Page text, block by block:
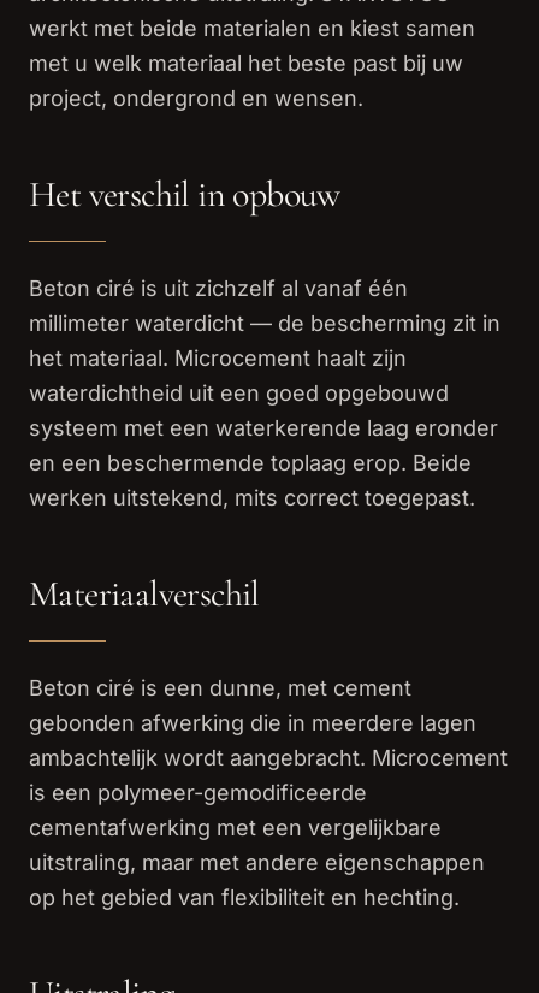
werkt met beide materialen en kiest samen
met u welk materiaal het beste past bij uw
project, ondergrond en wensen.
Het verschil in opbouw
Beton ciré is uit zichzelf al vanaf één
millimeter waterdicht — de bescherming zit in
het materiaal. Microcement haalt zijn
waterdichtheid uit een goed opgebouwd
systeem met een waterkerende laag eronder
en een beschermende toplaag erop. Beide
werken uitstekend, mits correct toegepast.
Materiaalverschil
Beton ciré is een dunne, met cement
gebonden afwerking die in meerdere lagen
ambachtelijk wordt aangebracht. Microcement
is een polymeer-gemodificeerde
cementafwerking met een vergelijkbare
uitstraling, maar met andere eigenschappen
op het gebied van flexibiliteit en hechting.